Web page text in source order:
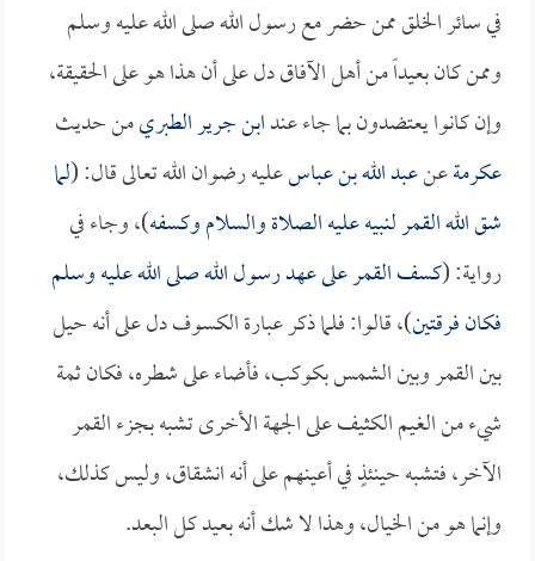
في سائر الخلق ممن حضر مع رسول الله صلى الله عليه وسلم
وممن كان بعيداً من أهل الآفاق دل على أن هذا هو على الحقيقة،
وإن كانوا يعتضدون بما جاء عندابن جرير الطبريمن حديث
عكرمةعنعبد الله بن عباسعليه رضوان الله تعالى قال: (لما
شق الله القمر لنبيه عليه الصلاة والسلام وكسفه)، وجاء في
رواية: (كسف القمر على عهد رسول الله صلى الله عليه وسلم
فكان فرقتين)، قالوا: فلما ذكر عبارة الكسوف دل على أنه حيل
بين القمر وبين الشمس بكوكب، فأضاء على شطره، فكان ثمة
شيء من الغيم الكثيف على الجهة الأخرى تشبه بجزء القمر
الآخر، فتشبه حينئذٍ في أعينهم على أنه انشقاق، وليس كذلك،
وإنما هو من الخيال، وهذا لا شك أنه بعيد كل البعد.